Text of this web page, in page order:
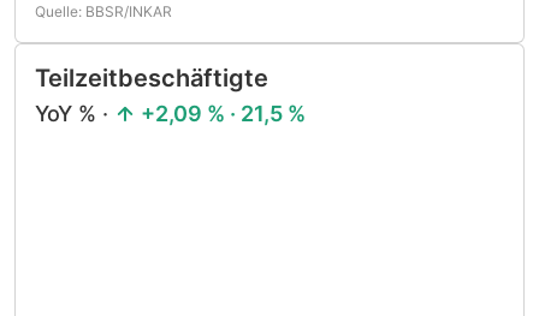
Quelle: BBSR/INKAR
Teilzeitbeschäftigte
YoY % · +2,09 % · 21,5 %